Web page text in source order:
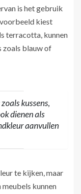
is het gebruik
kiest
terracotta, kunnen
zoals blauw of
kussens,
dienen als
aanvullen
te kijken, maar
kunnen